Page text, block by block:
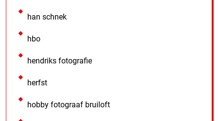
han schnek
hbo
hendriks fotografie
herfst
hobby fotograaf bruiloft